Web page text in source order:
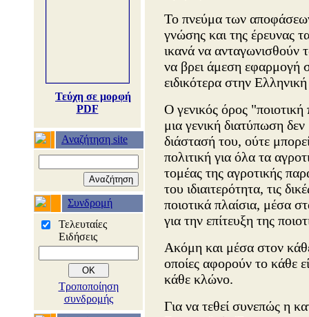
Τεύχη σε μορφή
PDF
Αναζήτηση site
Συνδρομή
Τελευταίες
Ειδήσεις
Τροποποίηση
συνδρομής
Το πνεύμα των
γνώσης και της έρευνας
ικανά να ανταγωνισθούν
να βρει άμεση εφαρμογή
ειδικότερα στην
Ο γενικός όρος
μια γενική διατύπωση
διάστασή του, ούτε
πολιτική για όλα τα
τομέας της αγροτικής
του ιδιαιτερότητα, τις
ποιοτικά πλαίσια, μέσα
για την επίτευξη της
Ακόμη και μέσα στον
οποίες αφορούν το κάθε
κάθε κλώνο.
Για να τεθεί συνεπώς η